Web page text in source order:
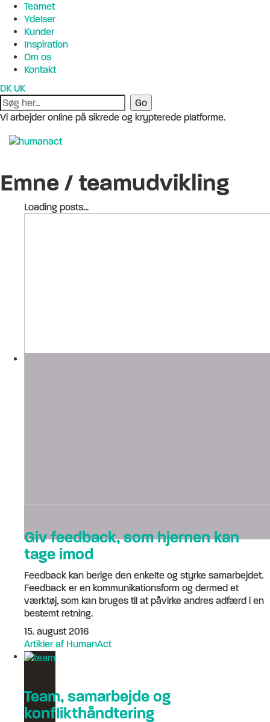
Teamet
Ydelser
Kunder
Inspiration
Om os
Kontakt
DK UK
Vi arbejder online på sikrede og krypterede platforme.
Emne /teamudvikling
Loading posts...
Giv feedback, som hjernen kan
tage imod
Feedback kan berige den enkelte og styrke samarbejdet.
Feedback er en kommunikationsform og dermed et
værktøj, som kan bruges til at påvirke andres adfærd i en
bestemt retning.
15. august 2016
Artikler af HumanAct
Team, samarbejde og
konflikthåndtering